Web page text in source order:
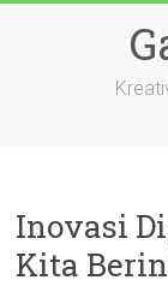
Inovasi
Kita